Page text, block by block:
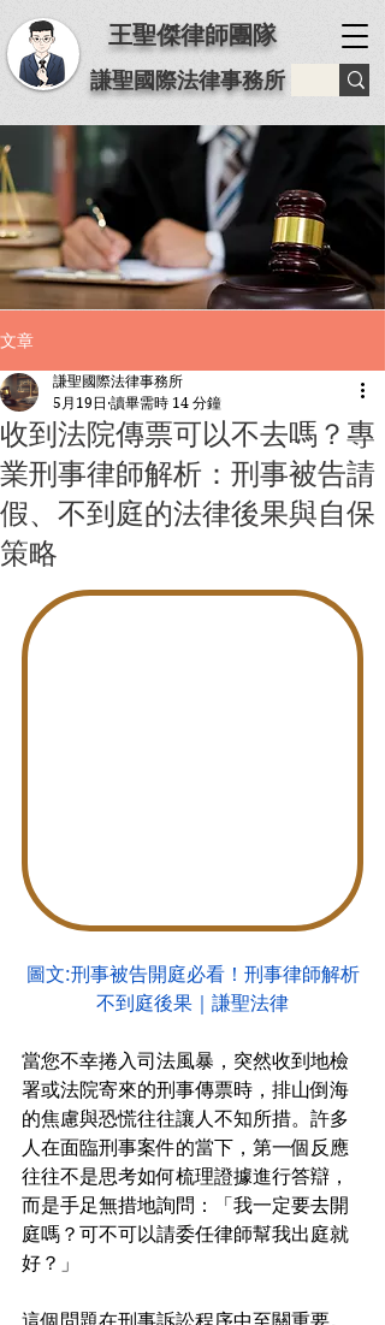
王聖傑律師團隊
謙聖國際法律事務所
文章
收到法院傳票可以不去嗎？專
業刑事律師解析：刑事被告請
假、不到庭的法律後果與自保
策略
謙聖國際法律事務所
5月19日 讀畢需時 14 分鐘
圖文:刑事被告開庭必看！刑事律師解析
不到庭後果｜謙聖法律
當您不幸捲入司法風暴，突然收到地檢
署或法院寄來的刑事傳票時，排山倒海
的焦慮與恐慌往往讓人不知所措。許多
人在面臨刑事案件的當下，第一個反應
往往不是思考如何梳理證據進行答辯，
而是手足無措地詢問：「我一定要去開
庭嗎？可不可以請委任律師幫我出庭就
好？」